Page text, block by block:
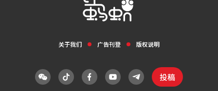
关于我们 广告刊登 版权说明
投稿